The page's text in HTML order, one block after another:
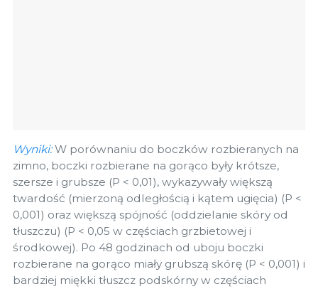
Wyniki:W porównaniu do boczków rozbieranych na
zimno, boczki rozbierane na gorąco były krótsze,
szersze i grubsze (P < 0,01), wykazywały większą
twardość (mierzoną odległością i kątem ugięcia) (P <
0,001) oraz większą spójność (oddzielanie skóry od
tłuszczu) (P < 0,05 w częściach grzbietowej i
środkowej). Po 48 godzinach od uboju boczki
rozbierane na gorąco miały grubszą skórę (P < 0,001) i
bardziej miękki tłuszcz podskórny w częściach